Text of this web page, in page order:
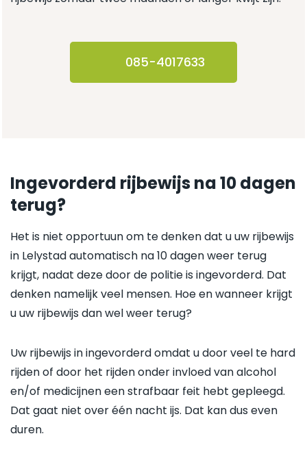
085-4017633
Ingevorderd rijbewijs na 10 dagen
terug?
Het is niet opportuun om te denken dat u uw rijbewijs
in Lelystad automatisch na 10 dagen weer terug
krijgt, nadat deze door de politie is ingevorderd. Dat
denken namelijk veel mensen. Hoe en wanneer krijgt
u uw rijbewijs dan wel weer terug?
Uw rijbewijs in ingevorderd omdat u door veel te hard
rijden of door het rijden onder invloed van alcohol
en/of medicijnen een strafbaar feit hebt gepleegd.
Dat gaat niet over één nacht ijs. Dat kan dus even
duren.